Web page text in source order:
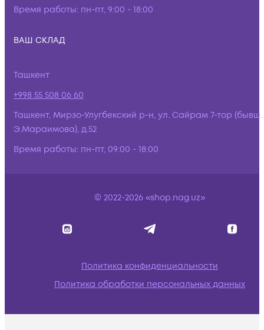
Время работы: пн-пт, 9:00 - 18:00
ВАШ СКЛАД
Ташкент
+998 55 508 06 60
Ташкент, Мирзо-Улугбекский р-н, ул. Сайрам 7-тор (бывш.
Э.Мараимова), д.52
Время работы: пн-пт, 09:00 - 18:00
© 2022-2026 «shop.nag.uz»
Политика конфиденциальности
Политика обработки персональных данных